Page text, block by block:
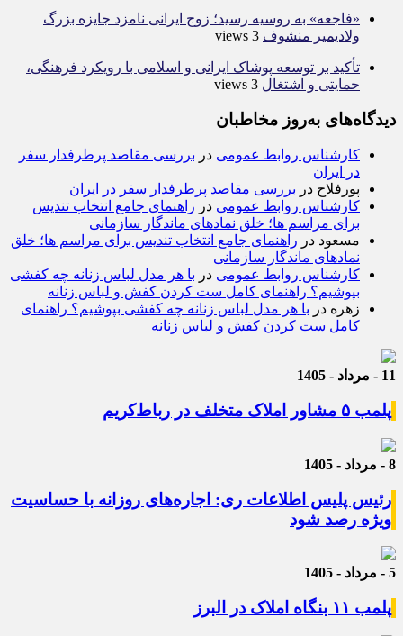
«فاجعه» به روسیه رسید؛ زوج ایرانی نامزد جایزه بزرگ
ولادیمیر منشوف 3 views
تأکید بر توسعه پوشاک ایرانی و اسلامی با رویکرد فرهنگی،
حمایتی و اشتغال 3 views
دیدگاه‌های به‌روز مخاطبان
کارشناس روابط عمومی در بررسی مقاصد پرطرفدار سفر
در ایران
پورفلاح در بررسی مقاصد پرطرفدار سفر در ایران
کارشناس روابط عمومی در راهنمای جامع انتخاب تندیس
برای مراسم ها؛ خلق نمادهای ماندگار سازمانی
مسعود در راهنمای جامع انتخاب تندیس برای مراسم ها؛ خلق
نمادهای ماندگار سازمانی
کارشناس روابط عمومی در با هر مدل لباس زنانه چه کفشی
بپوشیم؟ راهنمای کامل ست کردن کفش و لباس زنانه
زهره در با هر مدل لباس زنانه چه کفشی بپوشیم؟ راهنمای
کامل ست کردن کفش و لباس زنانه
11 - مرداد - 1405
پلمب ۵ مشاور املاک متخلف در رباط‌کریم
8 - مرداد - 1405
رئیس پلیس اطلاعات ری: اجاره‌های روزانه با حساسیت
ویژه رصد شود
5 - مرداد - 1405
پلمب ۱۱ بنگاه املاک در البرز